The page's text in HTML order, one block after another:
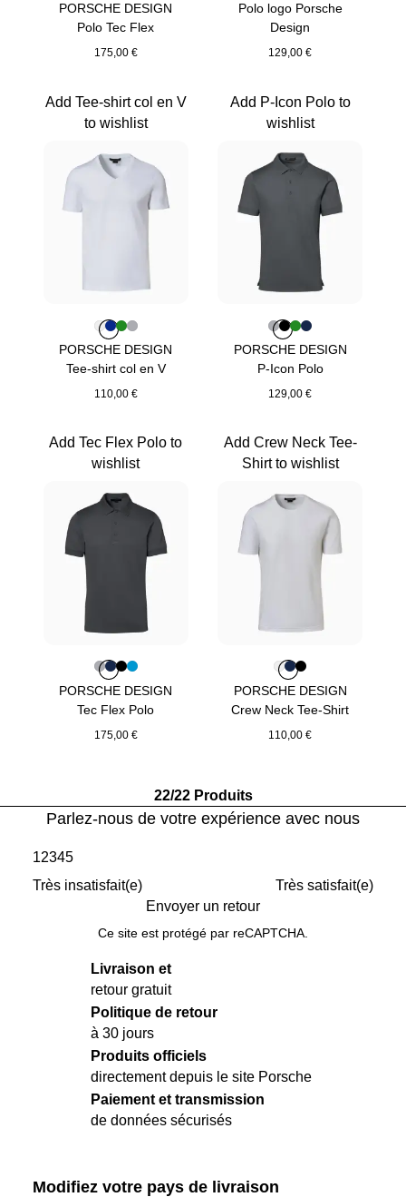
PORSCHE DESIGN
Polo Tec Flex
175,00 €
Polo logo Porsche
Design
129,00 €
PORSCHE DESIGN
Tee-shirt col en V
110,00 €
Add Tee-shirt col en V
to wishlist
Couleur
Couleur
Couleur
Couleur
Couleur
PORSCHE DESIGN
P-Icon Polo
129,00 €
Add P-Icon Polo to
wishlist
Couleur
Couleur
Couleur
Couleur
Couleur
PORSCHE DESIGN
Tec Flex Polo
175,00 €
Add Tec Flex Polo to
wishlist
Couleur
Couleur
Couleur
Couleur
Couleur
PORSCHE DESIGN
Crew Neck Tee-Shirt
110,00 €
Add Crew Neck Tee-
Shirt to wishlist
Couleur
Couleur
Couleur
Couleur
22/22 Produits
Parlez-nous de votre expérience avec nous
Très insatisfait(e)
12345
Très satisfait(e)
Envoyer un retour
Ce site est protégé par reCAPTCHA.
Livraison et
retour gratuit
Politique de retour
à 30 jours
Produits officiels
directement depuis le site Porsche
Paiement et transmission
de données sécurisés
Modifiez votre pays de livraison